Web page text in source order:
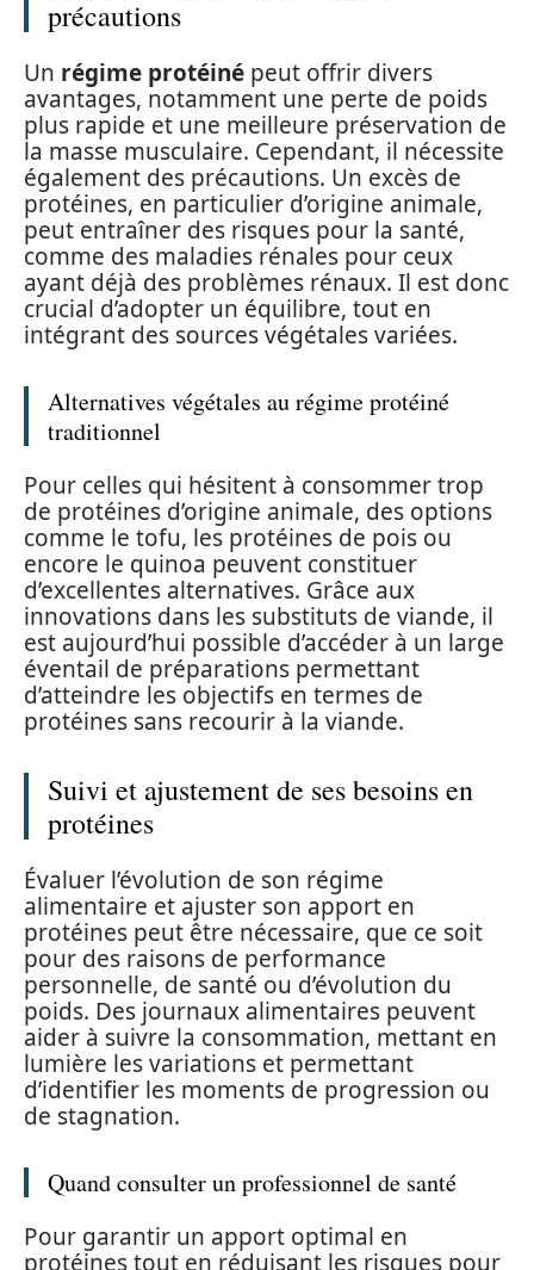
précautions
Un régime protéiné peut offrir divers
avantages, notamment une perte de poids
plus rapide et une meilleure préservation de
la masse musculaire. Cependant, il nécessite
également des précautions. Un excès de
protéines, en particulier d’origine animale,
peut entraîner des risques pour la santé,
comme des maladies rénales pour ceux
ayant déjà des problèmes rénaux. Il est donc
crucial d’adopter un équilibre, tout en
intégrant des sources végétales variées.
Alternatives végétales au régime protéiné
traditionnel
Pour celles qui hésitent à consommer trop
de protéines d’origine animale, des options
comme le tofu, les protéines de pois ou
encore le quinoa peuvent constituer
d’excellentes alternatives. Grâce aux
innovations dans les substituts de viande, il
est aujourd’hui possible d’accéder à un large
éventail de préparations permettant
d’atteindre les objectifs en termes de
protéines sans recourir à la viande.
Suivi et ajustement de ses besoins en
protéines
Évaluer l’évolution de son régime
alimentaire et ajuster son apport en
protéines peut être nécessaire, que ce soit
pour des raisons de performance
personnelle, de santé ou d’évolution du
poids. Des journaux alimentaires peuvent
aider à suivre la consommation, mettant en
lumière les variations et permettant
d’identifier les moments de progression ou
de stagnation.
Quand consulter un professionnel de santé
Pour garantir un apport optimal en
protéines tout en réduisant les risques pour